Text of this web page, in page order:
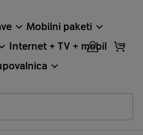
Mobilni paketi
Internet + TV + mobil